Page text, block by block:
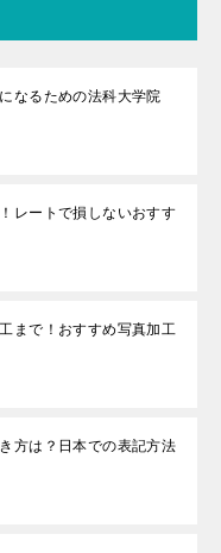
なるための法科大学院
レートで損しないおすす
まで！おすすめ写真加工
方は？日本での表記方法